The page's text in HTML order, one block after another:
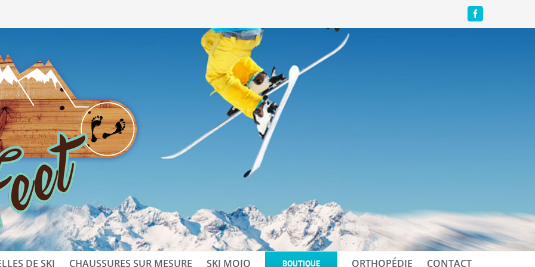
Facebook
DE SKI CHAUSSURES SUR MESURE SKI MOJO BOUTIQUE ORTHOPÉDIE CONTACT